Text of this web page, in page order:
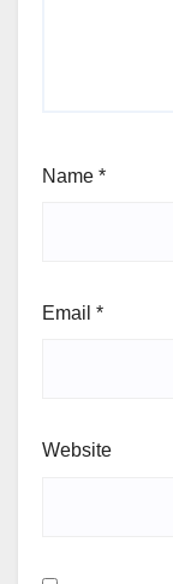
Name *
Email *
Website